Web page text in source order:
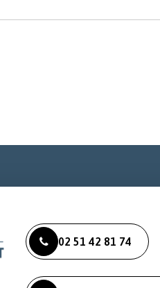
02 51 42 81 74